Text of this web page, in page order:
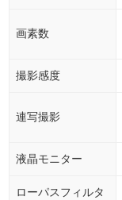
画素数
撮影感度
連写撮影
液晶モニター
ローパスフィルタ